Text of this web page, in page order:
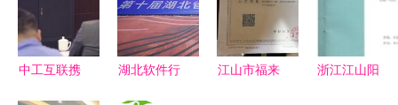
——以江山
集团为例
中工互联携
湖北软件行
江山市福来
浙江江山阳